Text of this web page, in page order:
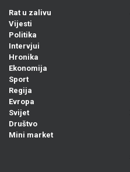
Rat u zalivu
Vijesti
Politika
Intervjui
Hronika
Ekonomija
Sport
Regija
Evropa
Svijet
Društvo
Mini market